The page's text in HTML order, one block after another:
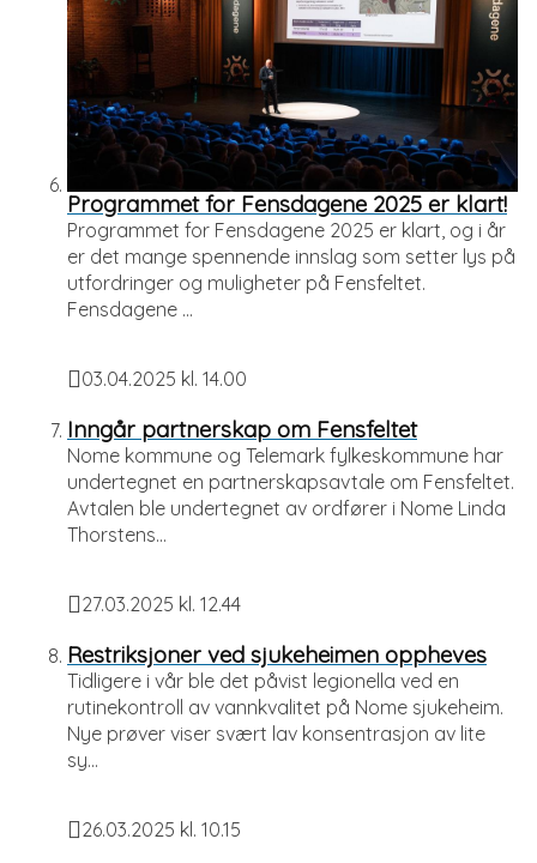
Programmet for Fensdagene 2025 er klart!
Programmet for Fensdagene 2025 er klart, og i år
er det mange spennende innslag som setter lys på
utfordringer og muligheter på Fensfeltet.
Fensdagene ...
Publisert
03.04.2025 kl. 14.00
Inngår partnerskap om Fensfeltet
Nome kommune og Telemark fylkeskommune har
undertegnet en partnerskapsavtale om Fensfeltet.
Avtalen ble undertegnet av ordfører i Nome Linda
Thorstens...
Publisert
27.03.2025 kl. 12.44
Restriksjoner ved sjukeheimen oppheves
Tidligere i vår ble det påvist legionella ved en
rutinekontroll av vannkvalitet på Nome sjukeheim.
Nye prøver viser svært lav konsentrasjon av lite
sy...
Publisert
26.03.2025 kl. 10.15